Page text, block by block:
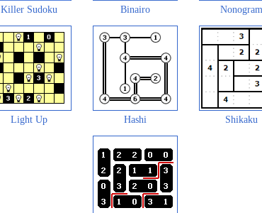
Killer Sudoku Binairo Nonogram
Light Up Hashi Shikaku